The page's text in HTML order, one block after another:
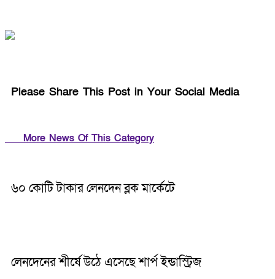
Please Share This Post in Your Social Media
More News Of This Category
৬০ কোটি টাকার লেনদেন ব্লক মার্কেটে
লেনদেনের শীর্ষে উঠে এসেছে শার্প ইন্ডাস্ট্রিজ